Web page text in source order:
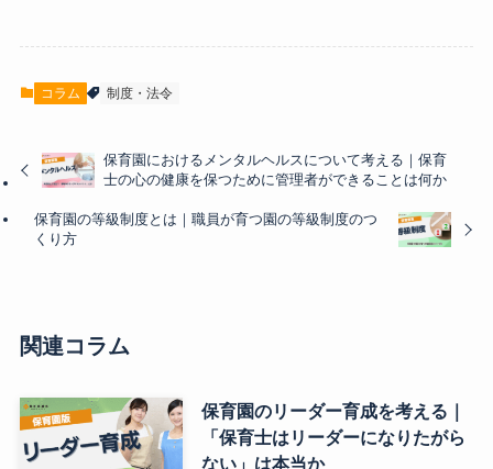
コラム 制度・法令
保育園におけるメンタルヘルスについて考える｜保育
士の心の健康を保つために管理者ができることは何か
保育園の等級制度とは｜職員が育つ園の等級制度のつ
くり方
関連コラム
保育園のリーダー育成を考える｜
「保育士はリーダーになりたがら
ない」は本当か